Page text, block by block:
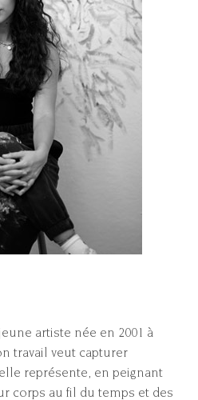
artiste née en 2001 à
travail veut capturer
représente, en peignant
corps au fil du temps et des